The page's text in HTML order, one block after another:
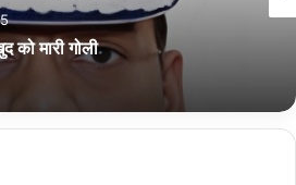
आयोजन के सम्मान समारोह मे
शानदार प्रस्तुति